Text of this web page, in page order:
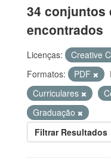
34 conjuntos
encontrados
Licenças:
Creative
Formatos:
PDF
Curriculares
Graduação
Filtrar Resultados